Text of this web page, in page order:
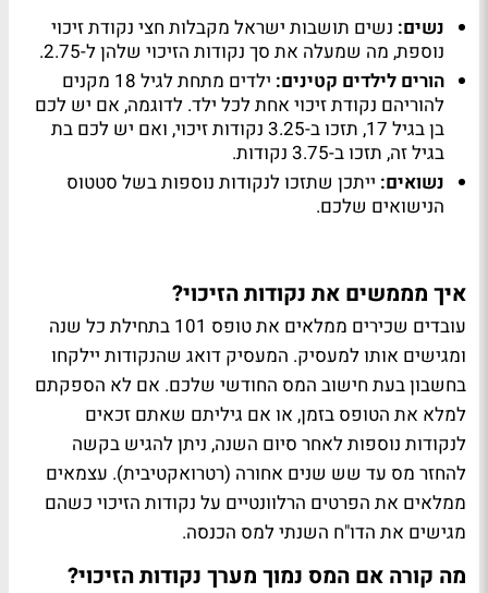
נשים: נשים תושבות ישראל מקבלות חצי נקודת זיכוי
נוספת, מה שמעלה את סך נקודות הזיכוי שלהן ל-2.75.
הורים לילדים קטינים:
ילדים מתחת לגיל 18 מקנים
להוריהם נקודת זיכוי אחת לכל ילד. לדוגמה, אם יש לכם
בן בגיל 17, תזכו ב-3.25 נקודות זיכוי, ואם יש לכם בת
בגיל זה, תזכו ב-3.75 נקודות.
נשואים: ייתכן שתזכו לנקודות נוספות בשל סטטוס
הנישואים שלכם.
איך מממשים את נקודות הזיכוי?
עובדים שכירים ממלאים את טופס 101 בתחילת כל שנה
ומגישים אותו למעסיק. המעסיק דואג שהנקודות יילקחו
בחשבון בעת חישוב המס החודשי שלכם. אם לא הספקתם
למלא את הטופס בזמן, או אם גיליתם שאתם זכאים
לנקודות נוספות לאחר סיום השנה, ניתן להגיש בקשה
להחזר מס עד שש שנים אחורה (רטרואקטיבית). עצמאים
ממלאים את הפרטים הרלוונטיים על נקודות הזיכוי כשהם
מגישים את הדו"ח השנתי למס הכנסה.
מה קורה אם המס נמוך מערך נקודות הזיכוי?